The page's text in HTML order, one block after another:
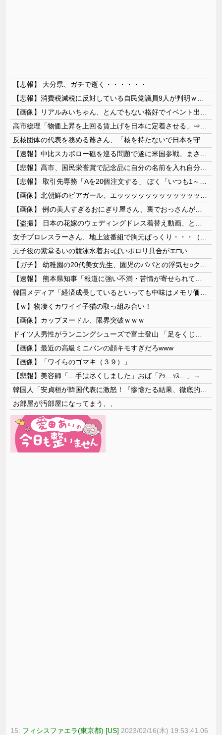
【悲報】 大分県、ガチで逝く・・・・・・
元子役の紫堂るいの競泳水着お○ぱいポロリ具合がエ□い
【ｗ】物凄くカワイイ子猫の取っ組み合い！
【画像】カップヌードル、限界突破ｗｗｗ
【画像】最近の高級ミニバンの顔キモすぎだろwww
【画像】「ワイらのゴマキ（３９）」
【悲報】美容師「…手は尽くしました」おば「ｱｯ…ｯｽ…」→
お部屋が汚部屋になってまう、、
15: フィシスファエラ(東京都) [US] 2023/02/16(木) 19:53:41.06